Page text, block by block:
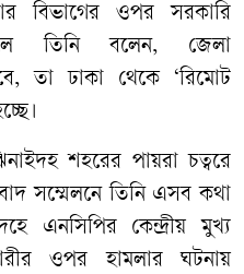
বিভাগের ওপর সরকারি
তিনি বলেন, জেলা
তা ঢাকা থেকে ‘রিমোট
শহরের পায়রা চত্বরে
সম্মেলনে তিনি এসব কথা
এনসিপির কেন্দ্রীয় মুখ্য
ওপর হামলার ঘটনায়